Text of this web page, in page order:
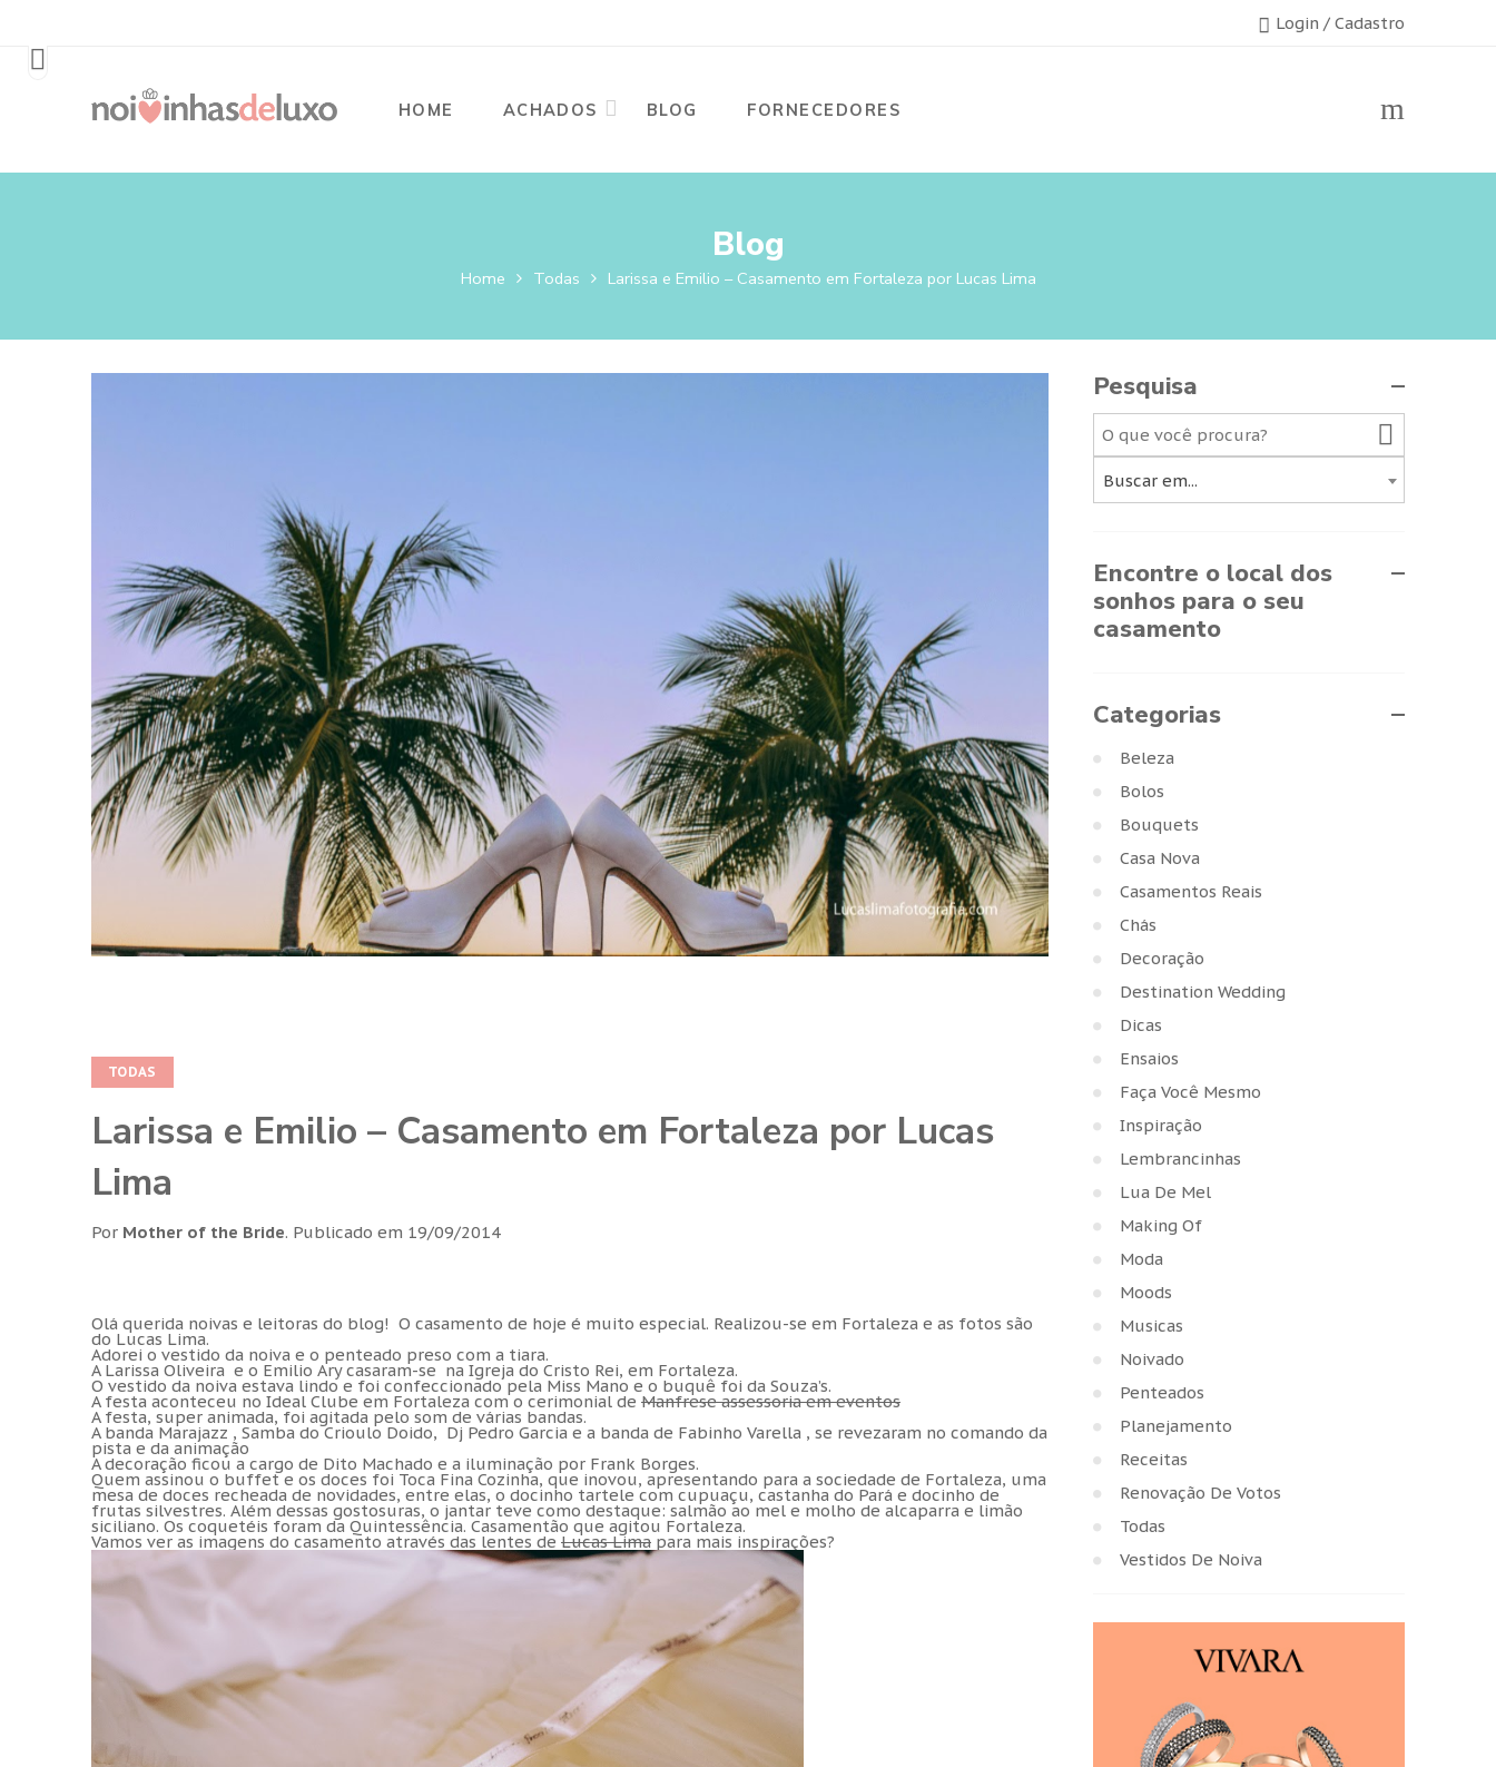
Login / Cadastro
HOME ACHADOS BLOG FORNECEDORES
Blog
Home Todas Larissa e Emilio – Casamento em Fortaleza por Lucas Lima
TODAS
Larissa e Emilio – Casamento em Fortaleza por Lucas
Lima
Por Mother of the Bride. Publicado em 19/09/2014
Olá querida noivas e leitoras do blog! O casamento de hoje é muito especial. Realizou-se em Fortaleza e as fotos são
do Lucas Lima.
Adorei o vestido da noiva e o penteado preso com a tiara.
A Larissa Oliveira e o Emilio Ary casaram-se na Igreja do Cristo Rei, em Fortaleza.
O vestido da noiva estava lindo e foi confeccionado pela Miss Mano e o buquê foi da Souza’s.
A festa aconteceu no Ideal Clube em Fortaleza com o cerimonial de Manfrese assessoria em eventos
A festa, super animada, foi agitada pelo som de várias bandas.
A banda Marajazz , Samba do Crioulo Doido, Dj Pedro Garcia e a banda de Fabinho Varella , se revezaram no comando da
pista e da animação
A decoração ficou a cargo de Dito Machado e a iluminação por Frank Borges.
Quem assinou o buffet e os doces foi Toca Fina Cozinha, que inovou, apresentando para a sociedade de Fortaleza, uma
mesa de doces recheada de novidades, entre elas, o docinho tartele com cupuaçu, castanha do Pará e docinho de
frutas silvestres. Além dessas gostosuras, o jantar teve como destaque: salmão ao mel e molho de alcaparra e limão
siciliano. Os coquetéis foram da Quintessência. Casamentão que agitou Fortaleza.
Vamos ver as imagens do casamento através das lentes de Lucas Lima para mais inspirações?
Pesquisa
Buscar em...
Encontre o local dos
sonhos para o seu
casamento
Categorias
Beleza
Bolos
Bouquets
Casa Nova
Casamentos Reais
Chás
Decoração
Destination Wedding
Dicas
Ensaios
Faça Você Mesmo
Inspiração
Lembrancinhas
Lua De Mel
Making Of
Moda
Moods
Musicas
Noivado
Penteados
Planejamento
Receitas
Renovação De Votos
Todas
Vestidos De Noiva